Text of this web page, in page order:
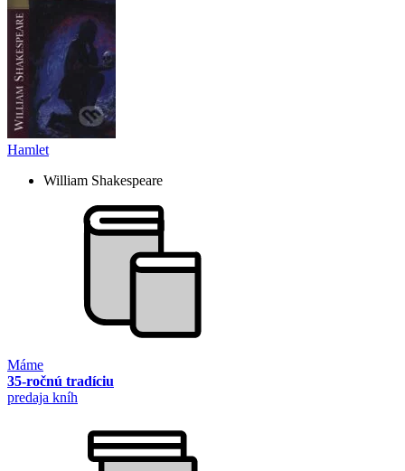
Hamlet
William Shakespeare
Máme
35-ročnú tradíciu
predaja kníh